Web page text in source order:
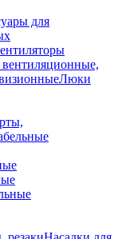
для
Люки